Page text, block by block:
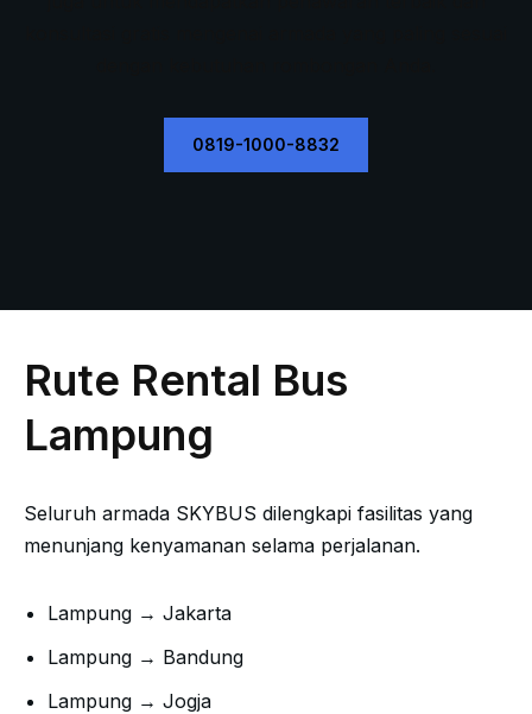
0819-1000-8832
Rute Rental Bus
Lampung
Seluruh armada SKYBUS dilengkapi fasilitas yang
menunjang kenyamanan selama perjalanan.
Lampung → Jakarta
Lampung → Bandung
Lampung → Jogja